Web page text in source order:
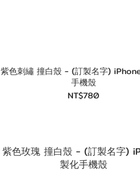
紫色刺繡 撞白殼 - (訂製名字) iPhone客製化
手機殼
NT$780